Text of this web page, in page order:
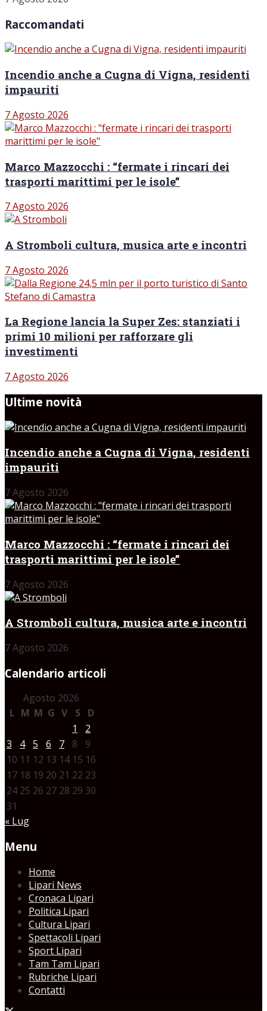
Raccomandati
Incendio anche a Cugna di Vigna, residenti
impauriti
7 Agosto 2026
Marco Mazzocchi : “fermate i rincari dei
trasporti marittimi per le isole”
7 Agosto 2026
A Stromboli cultura, musica arte e incontri
7 Agosto 2026
La Regione lancia la Super Zes: stanziati i
primi 10 milioni per rafforzare gli
investimenti
7 Agosto 2026
Ultime novità
Incendio anche a Cugna di Vigna, residenti
impauriti
7 Agosto 2026
Marco Mazzocchi : “fermate i rincari dei
trasporti marittimi per le isole”
7 Agosto 2026
A Stromboli cultura, musica arte e incontri
7 Agosto 2026
Calendario articoli
Agosto 2026
L M M G V S
D
1
2
3
4 5 6 7 8
9
10 11 12 13 14 15 16
17 18 19 20 21 22 23
24 25 26 27 28 29 30
31
« Lug
Menu
Home
Lipari News
Cronaca Lipari
Politica Lipari
Cultura Lipari
Spettacoli Lipari
Sport Lipari
Tam Tam Lipari
Rubriche Lipari
Contatti